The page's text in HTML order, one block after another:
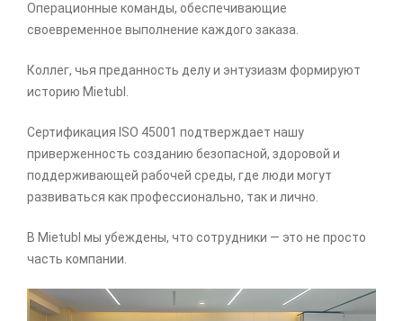
Операционные команды, обеспечивающие
своевременное выполнение каждого заказа.
Коллег, чья преданность делу и энтузиазм формируют
историю Mietubl.
Сертификация ISO 45001 подтверждает нашу
приверженность созданию безопасной, здоровой и
поддерживающей рабочей среды, где люди могут
развиваться как профессионально, так и лично.
В Mietubl мы убеждены, что сотрудники — это не просто
часть компании.